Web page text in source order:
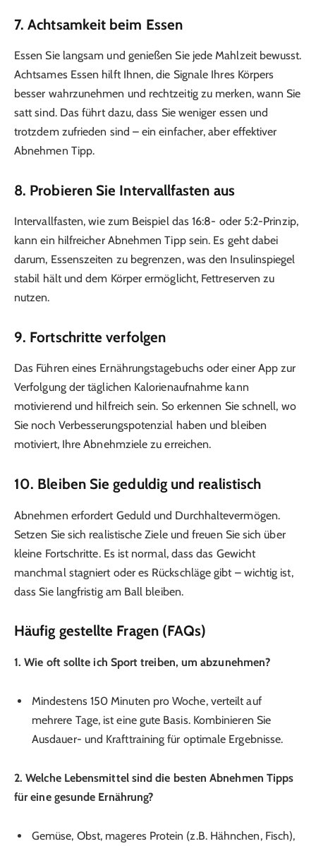
7. Achtsamkeit beim Essen
Essen Sie langsam und genießen Sie jede Mahlzeit bewusst.
Achtsames Essen hilft Ihnen, die Signale Ihres Körpers
besser wahrzunehmen und rechtzeitig zu merken, wann Sie
satt sind. Das führt dazu, dass Sie weniger essen und
trotzdem zufrieden sind – ein einfacher, aber effektiver
Abnehmen Tipp.
8. Probieren Sie Intervallfasten aus
Intervallfasten, wie zum Beispiel das 16:8- oder 5:2-Prinzip,
kann ein hilfreicher Abnehmen Tipp sein. Es geht dabei
darum, Essenszeiten zu begrenzen, was den Insulinspiegel
stabil hält und dem Körper ermöglicht, Fettreserven zu
nutzen.
9. Fortschritte verfolgen
Das Führen eines Ernährungstagebuchs oder einer App zur
Verfolgung der täglichen Kalorienaufnahme kann
motivierend und hilfreich sein. So erkennen Sie schnell, wo
Sie noch Verbesserungspotenzial haben und bleiben
motiviert, Ihre Abnehmziele zu erreichen.
10. Bleiben Sie geduldig und realistisch
Abnehmen erfordert Geduld und Durchhaltevermögen.
Setzen Sie sich realistische Ziele und freuen Sie sich über
kleine Fortschritte. Es ist normal, dass das Gewicht
manchmal stagniert oder es Rückschläge gibt – wichtig ist,
dass Sie langfristig am Ball bleiben.
Häufig gestellte Fragen (FAQs)
1. Wie oft sollte ich Sport treiben, um abzunehmen?
Mindestens 150 Minuten pro Woche, verteilt auf
mehrere Tage, ist eine gute Basis. Kombinieren Sie
Ausdauer- und Krafttraining für optimale Ergebnisse.
2. Welche Lebensmittel sind die besten Abnehmen Tipps
für eine gesunde Ernährung?
Gemüse, Obst, mageres Protein (z.B. Hähnchen, Fisch),